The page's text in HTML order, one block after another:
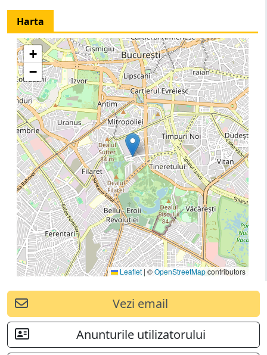
Harta
+
−
Leaflet | ©OpenStreetMapcontributors
Vezi email
Anunturile utilizatorului